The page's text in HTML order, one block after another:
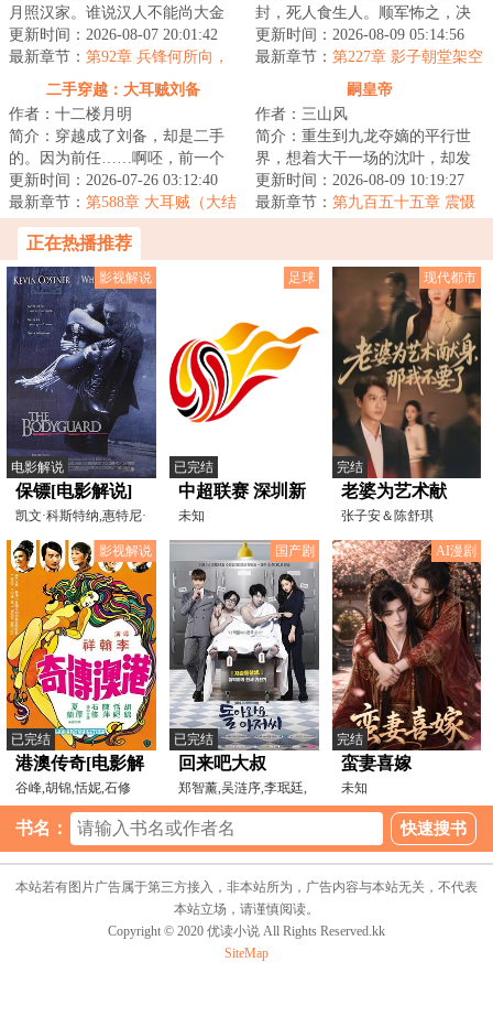
月照汉家。谁说汉人不能尚大金
公主？李朔重生金朝，先冒外戚
之位，后谋驸马...
更新时间：2026-08-07 20:01:42
最新章节： 第92章 兵锋何所向，
岂独河董城
封，死人食生人。顺军怖之，决
马家口灌开封，而祸水横流。两
年后，岁的初二学...
更新时间：2026-08-09 05:14:56
最新章节： 第227章 影子朝堂架空
二手穿越：大耳贼刘备
作者：十二楼月明
简介：穿越成了刘备，却是二手
的。因为前任……啊呸，前一个
穿越者也是穿越到刘备身上。前
任嗝屁了，我接...
更新时间：2026-07-26 03:12:40
最新章节： 第588章 大耳贼（大结
局）
嗣皇帝
作者：三山风
简介：重生到九龙夺嫡的平行世
界，想着大干一场的沈叶，却发
现自己竟然成了被群起而攻之的
太子。知道太子...
更新时间：2026-08-09 10:19:27
最新章节： 第九百五十五章 震慑
正在热播推荐
影视解说
电影解说
保镖[电影解说]
凯文·科斯特纳,惠特尼·
休斯顿,加里·凯普
足球
已完结
中超联赛 深圳新
鹏城VS武汉三镇
20260405
未知
现代都市
完结
老婆为艺术献
身，那我不要了
张子安＆陈舒琪
影视解说
已完结
港澳传奇[电影解
说]
谷峰,胡锦,恬妮,石修
国产剧
已完结
回来吧大叔
郑智薰,吴涟序,李珉廷,
金仁权,金秀路,李荷
AI漫剧
完结
蛮妻喜嫁
未知
书名：
本站若有图片广告属于第三方接入，非本站所为，广告内容与本站无关，不代表
本站立场，请谨慎阅读。
Copyright © 2020 优读小说 All Rights Reserved.kk
SiteMap